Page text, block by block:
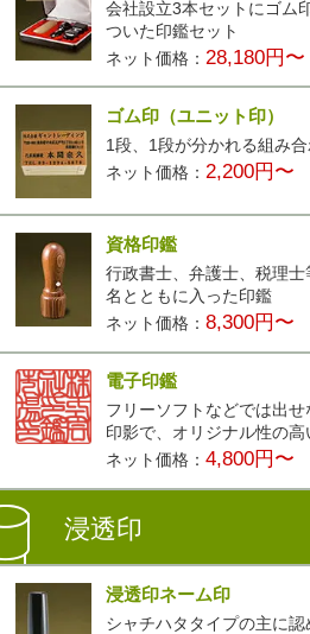
会社設立3本セットにゴム
ついた印鑑セット
ネット価格： 28,180円〜
ゴム印（ユニット印）
1段、1段が分かれる組み
ネット価格：2,200円〜
資格印鑑
行政書士、弁護士、税理
名とともに入った印鑑
ネット価格：8,300円〜
電子印鑑
フリーソフトなどでは出
印影で、オリジナル性の
ネット価格：4,800円〜
浸透印
浸透印ネーム印
シャチハタタイプの主に